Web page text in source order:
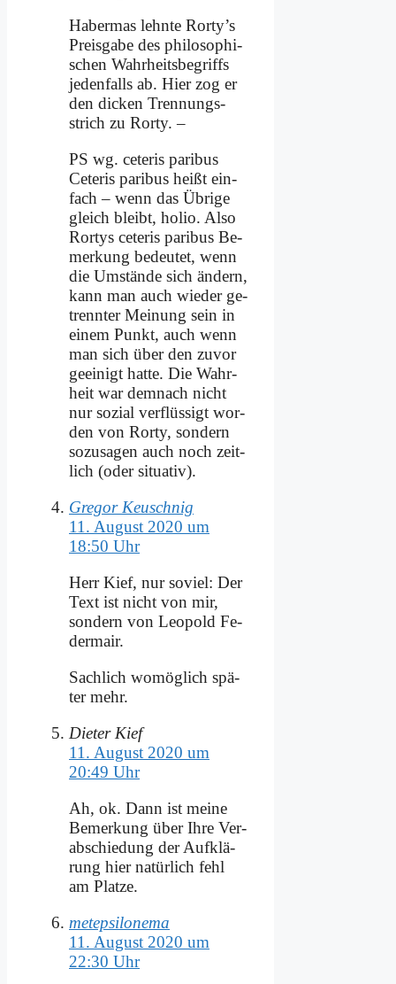
Ha­ber­mas lehn­te Rorty’s
Preis­ga­be des phi­lo­so­phi­
schen Wahr­heits­be­griffs
je­den­falls ab. Hier zog er
den dicken Tren­nungs­
strich zu Ror­ty. –
PS wg. ce­te­ris pa­ri­bus
Ce­te­ris pa­ri­bus heißt ein­
fach – wenn das Üb­ri­ge
gleich bleibt, ho­lio. Al­so
Ror­tys ce­te­ris pa­ri­bus Be­
mer­kung be­deu­tet, wenn
die Um­stän­de sich än­dern,
kann man auch wie­der ge­
trenn­ter Mei­nung sein in
ei­nem Punkt, auch wenn
man sich über den zu­vor
ge­ei­nigt hat­te. Die Wahr­
heit war dem­nach nicht
nur so­zi­al ver­flüs­sigt wor­
den von Ror­ty, son­dern
so­zu­sa­gen auch noch zeit­
lich (oder si­tua­tiv).
Gregor Keuschnig
11. August 2020 um
18:50 Uhr
Herr Kief, nur so­viel: Der
Text ist nicht von mir,
son­dern von Leo­pold Fe­
der­mair.
Sach­lich wo­mög­lich spä­
ter mehr.
Dieter Kief
11. August 2020 um
20:49 Uhr
Ah, ok. Dann ist mei­ne
Be­mer­kung über Ih­re Ver­
ab­schie­dung der Auf­klä­
rung hier na­tür­lich fehl
am Plat­ze.
metepsilonema
11. August 2020 um
22:30 Uhr